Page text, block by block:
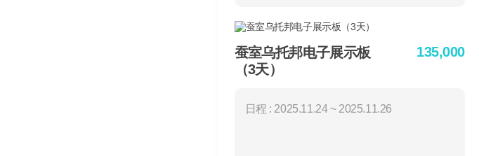
蚕室乌托邦电子展示板
（3天）
135,000
日程 : 2025.11.24 ~ 2025.11.26